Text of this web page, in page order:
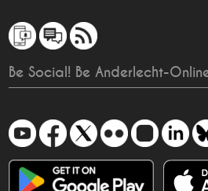
Be Social! Be Anderlecht-